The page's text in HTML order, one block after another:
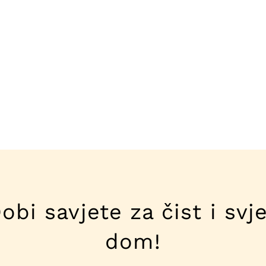
savjete za čist i
dom!